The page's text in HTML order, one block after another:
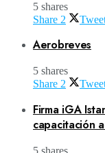
5 shares
Share 2
Aerobreves
5 shares
Share 2
Firma iGA
capacitación
5 shares